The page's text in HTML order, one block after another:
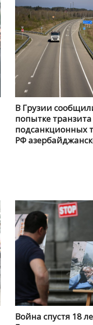
В Грузии
попытке транзита
подсанкционных
РФ
Война спустя 18